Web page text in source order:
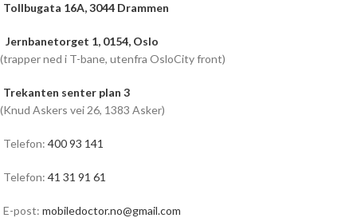
Tollbugata 16A, 3044 Drammen
Jernbanetorget 1, 0154, Oslo
(trapper ned i T-bane, utenfra OsloCity front)
Trekanten senter plan 3
(Knud Askers vei 26, 1383 Asker)
Telefon: 400 93 141
Telefon: 41 31 91 61
E-post: mobiledoctor.no@gmail.com